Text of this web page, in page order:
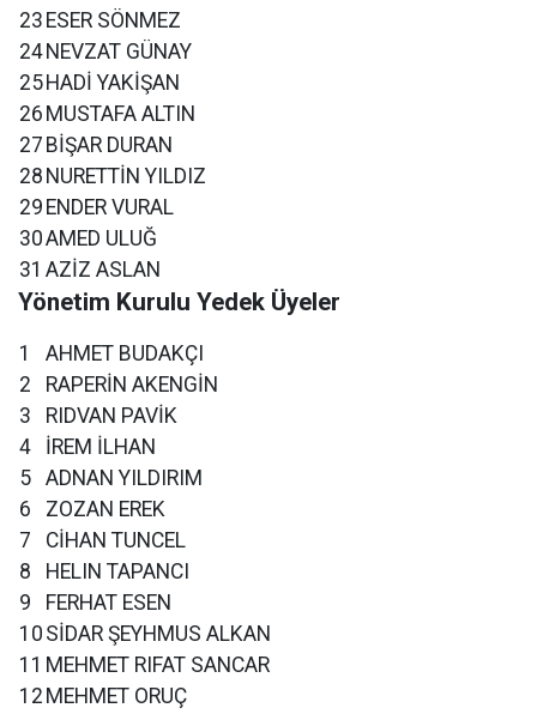
23 ESER SÖNMEZ
24 NEVZAT GÜNAY
25 HADİ YAKİŞAN
26 MUSTAFA ALTIN
27 BİŞAR DURAN
28 NURETTİN YILDIZ
29 ENDER VURAL
30AMED ULUĞ
31 AZİZ ASLAN
Yönetim Kurulu Yedek Üyeler
1
AHMET BUDAKÇI
2
RAPERİN AKENGİN
3
RIDVAN PAVİK
4
İREM İLHAN
5 ADNAN YILDIRIM
6
ZOZAN EREK
7
CİHAN TUNCEL
8
HELIN TAPANCI
9
FERHAT ESEN
10 SİDAR ŞEYHMUS ALKAN
11 MEHMET RIFAT SANCAR
12 MEHMET ORUÇ